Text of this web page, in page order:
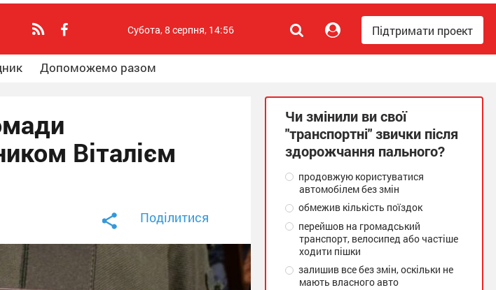
Підтримати проект
Субота, 8 серпня, 14:56
Допоможемо разом
Віталієм
Поділитися
Чи змінили ви свої
"транспортні" звички після
здорожчання пального?
продовжую користуватися
автомобілем без змін
обмежив кількість поїздок
перейшов на громадський
транспорт, велосипед або частіше
ходити пішки
залишив все без змін, оскільки не
мають власного авто